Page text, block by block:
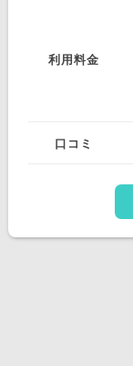
利用料金
口コミ